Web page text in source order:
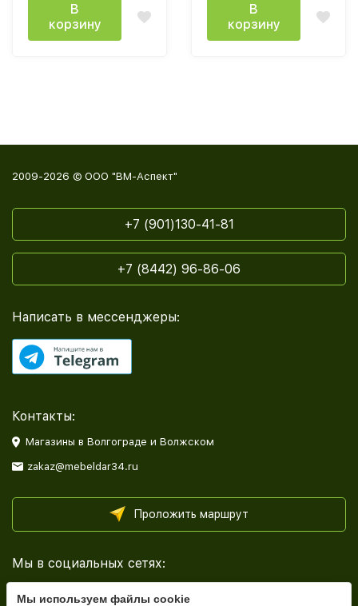
В
корзину
В
корзину
2009-2026 © ООО "ВМ-Аспект"
+7 (901)130-41-81
+7 (8442) 96-86-06
Написать в мессенджеры:
Контакты:
Магазины в Волгограде и Волжском
zakaz@mebeldar34.ru
Проложить маршрут
Мы в социальных сетях:
Мы используем файлы cookie